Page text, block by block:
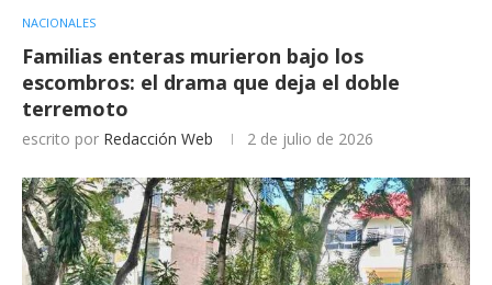
NACIONALES
Familias enteras murieron bajo los
escombros: el drama que deja el doble
terremoto
escrito por Redacción Web 2 de julio de 2026